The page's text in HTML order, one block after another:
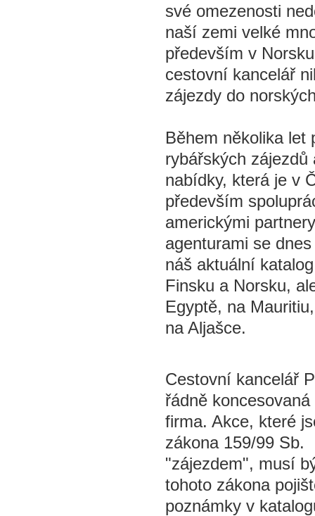
své omezenosti
naší zemi velké
především v
cestovní kancelář
zájezdy do
Během několika let
rybářských
nabídky, která je v
především
americkými
agenturami se
náš aktuální
Finsku a Norsku,
Egyptě, na
na Aljašce.
Cestovní kancelář
řádně
firma. Akce, které
zákona 159/99 Sb.
"zájezdem", musí
tohoto zákona
poznámky v